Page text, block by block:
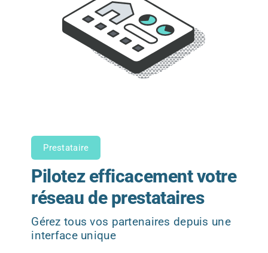
Prestataire
Pilotez efficacement votre
réseau de prestataires
Gérez tous vos partenaires depuis une
interface unique